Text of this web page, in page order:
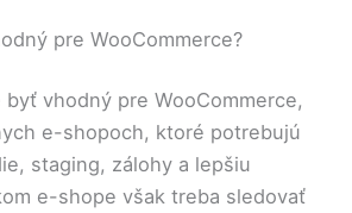
pre WooCommerce?
byť vhodný pre WooCommerce,
e-shopoch, ktoré potrebujú
staging, zálohy a lepšiu
e-shope však treba sledovať